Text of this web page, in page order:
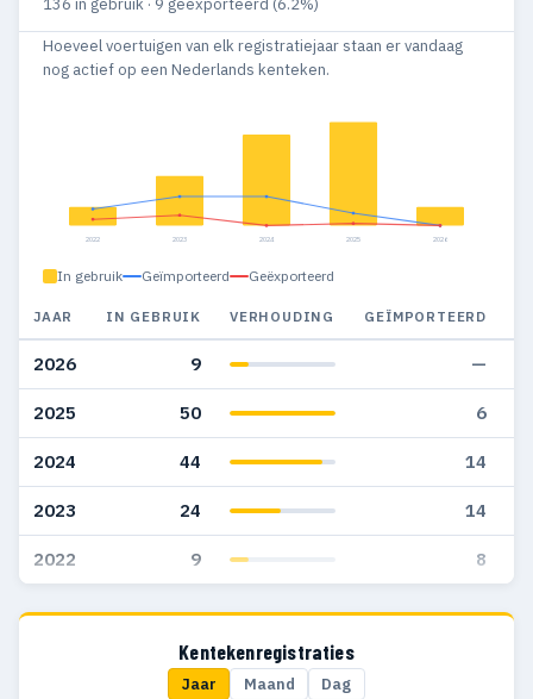
136 in gebruik · 9 geëxporteerd (6.2%)
Hoeveel voertuigen van elk registratiejaar staan er vandaag
nog actief op een Nederlands kenteken.
2022 2023 2024 2025 2026
In gebruik Geïmporteerd Geëxporteerd
JAAR IN GEBRUIK VERHOUDING GEÏMPORTEERD
2026 9 —
2025 50 6
2024 44 14
2023 24 14
2022 9 8
Kentekenregistraties
Jaar Maand Dag